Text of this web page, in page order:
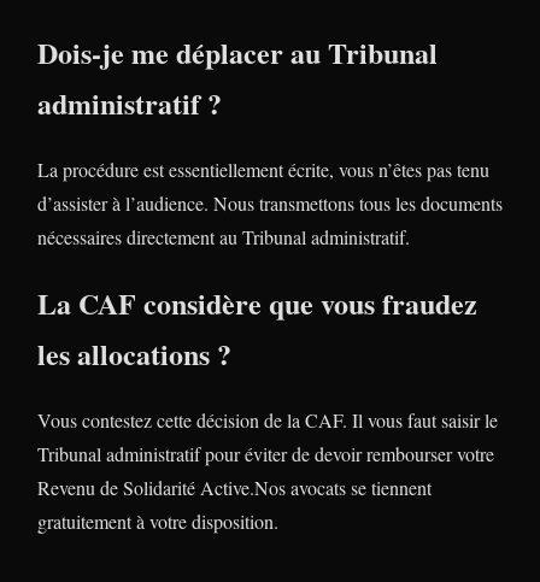
Dois-je me déplacer au Tribunal
administratif ?
La procédure est essentiellement écrite, vous n’êtes pas tenu
d’assister à l’audience. Nous transmettons tous les documents
nécessaires directement au Tribunal administratif.
La CAF considère que vous fraudez
les allocations ?
Vous contestez cette décision de la CAF. Il vous faut saisir le
Tribunal administratif pour éviter de devoir rembourser votre
Revenu de Solidarité Active.Nos avocats se tiennent
gratuitement à votre disposition.